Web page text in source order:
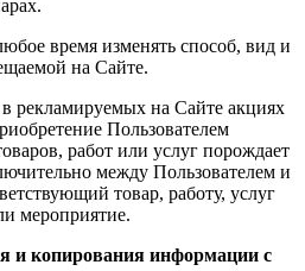
время изменять способ, вид и
на Сайте.
рекламируемых на Сайте акциях
Пользователем
работ или услуг порождает
между Пользователем и
товар, работу, услуг
мероприятие.
и копирования информации с